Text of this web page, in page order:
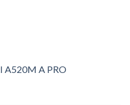
A520M A PRO